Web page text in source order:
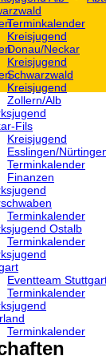
Terminkalender
Kreisjugend
Donau/Neckar
Kreisjugend
Schwarzwald
Kreisjugend
Zollern/Alb
Fils
Kreisjugend
‎Esslingen/
Terminkalender
Finanzen
Terminkalender
Ostalb
Terminkalender
‎Eventteam
Terminkalender
Terminkalender